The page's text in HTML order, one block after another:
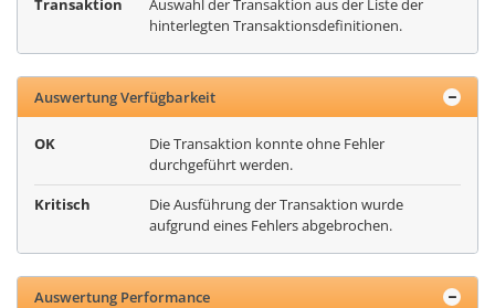
Transaktion
Auswahl der Transaktion aus der Liste der
hinterlegten Transaktionsdefinitionen.
Auswertung Verfügbarkeit
OK
Die Transaktion konnte ohne Fehler
durchgeführt werden.
Kritisch
Die Ausführung der Transaktion wurde
aufgrund eines Fehlers abgebrochen.
Auswertung Performance